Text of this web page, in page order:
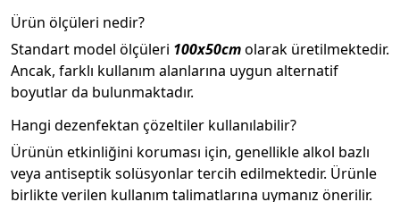
Ürün ölçüleri nedir?
Standart model ölçüleri 100x50cmolarak üretilmektedir.
Ancak, farklı kullanım alanlarına uygun alternatif
boyutlar da bulunmaktadır.
Hangi dezenfektan çözeltiler kullanılabilir?
Ürünün etkinliğini koruması için, genellikle alkol bazlı
veya antiseptik solüsyonlar tercih edilmektedir. Ürünle
birlikte verilen kullanım talimatlarına uymanız önerilir.